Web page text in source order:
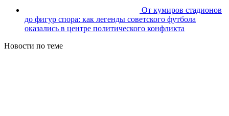
От кумиров стадионов
до фигур спора: как легенды советского футбола
оказались в центре политического конфликта
Новости по теме